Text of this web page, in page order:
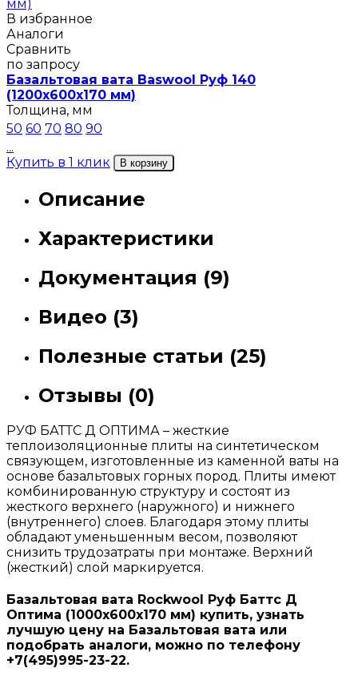
В избранное
Аналоги
Сравнить
по запросу
Базальтовая вата Baswool Руф 140
(1200х600х170 мм)
Толщина, мм
50 60 70 80 90
...
Купить в 1 клик
В корзину
Описание
Характеристики
Документация (9)
Видео (3)
Полезные статьи (25)
Отзывы (0)
РУФ БАТТС Д ОПТИМА – жесткие
теплоизоляционные плиты на синтетическом
связующем, изготовленные из каменной ваты на
основе базальтовых горных пород. Плиты имеют
комбинированную структуру и состоят из
жесткого верхнего (наружного) и нижнего
(внутреннего) слоев. Благодаря этому плиты
обладают уменьшенным весом, позволяют
снизить трудозатраты при монтаже. Верхний
(жесткий) слой маркируется.
Базальтовая вата Rockwool Руф Баттс Д
Оптима (1000х600х170 мм) купить, узнать
лучшую цену на Базальтовая вата или
подобрать аналоги, можно по телефону
+7(495)995-23-22.